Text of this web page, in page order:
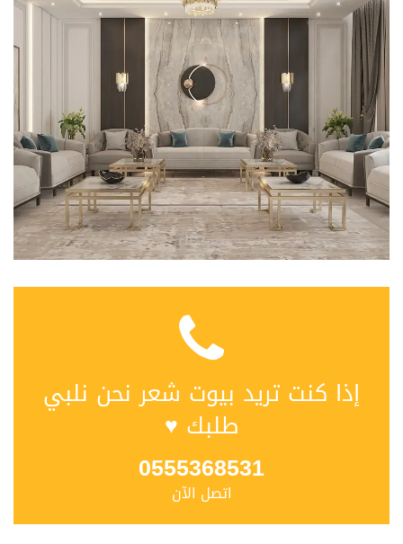
إذا كنت تريد بيوت شعر نحن نلبي
طلبك ♥
0555368531
اتصل الآن